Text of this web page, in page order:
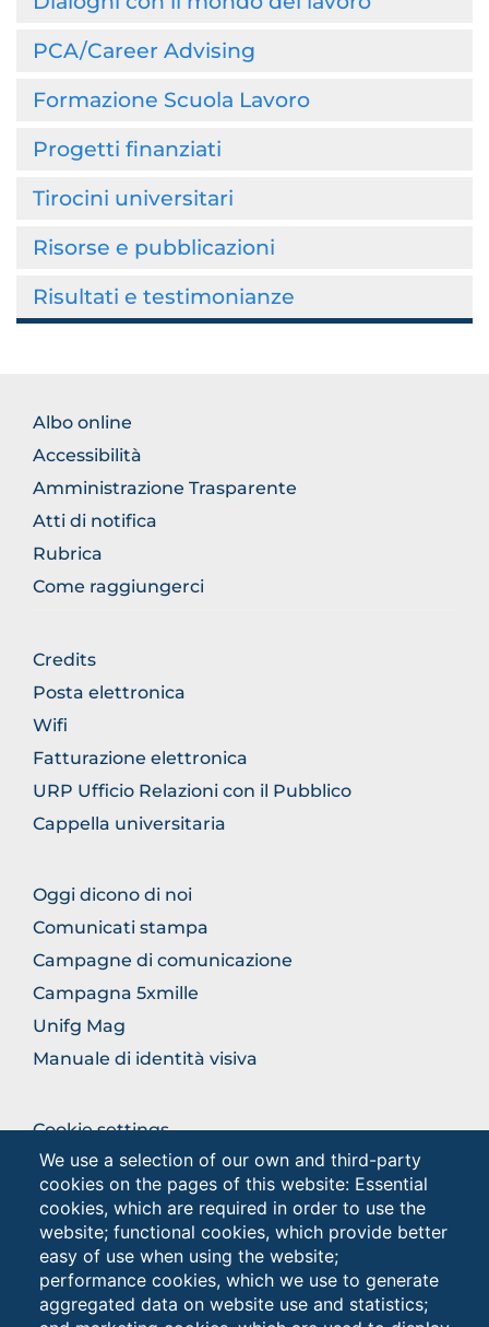
We use a selection of our own and third-party
cookies on the pages of this website: Essential
cookies, which are required in order to use the
website; functional cookies, which provide better
easy of use when using the website;
performance cookies, which we use to generate
aggregated data on website use and statistics;
PCA/Career Advising
Formazione Scuola Lavoro
Progetti finanziati
Tirocini universitari
Risorse e pubblicazioni
Risultati e testimonianze
BROWSE
THE
SECTION
Albo online
Accessibilità
Amministrazione Trasparente
Atti di notifica
Rubrica
Come raggiungerci
BROWSE
THE
SECTION
Credits
Posta elettronica
Wifi
Fatturazione elettronica
URP Ufficio Relazioni con il Pubblico
Cappella universitaria
BROWSE
THE
SECTION
Oggi dicono di noi
Comunicati stampa
Campagne di comunicazione
Campagna 5xmille
Unifg Mag
Manuale di identità visiva
BROWSE
THE
SECTION
Cookie settings
Privacy - Studenti
Privacy
Browse
the
section